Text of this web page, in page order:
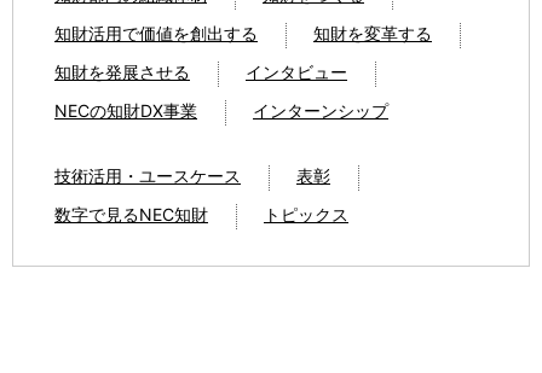
知財活用で価値を創出する
知財を変革する
知財を発展させる
インタビュー
NECの知財DX事業
インターンシップ
技術活用・ユースケース
表彰
数字で見るNEC知財
トピックス